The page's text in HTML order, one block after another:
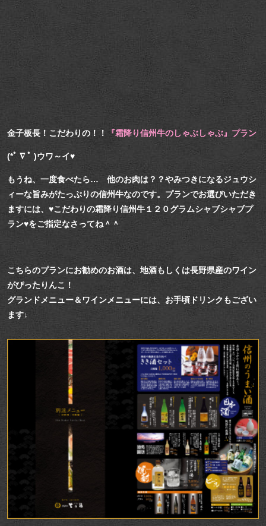
金子板長！こだわりの！！ 『霜降り信州牛のしゃぶしゃぶ』プラン
(*ﾟ ∇ ﾟ )ウワ～イ♥
もうね、一度食べたら… 他のお肉は？？やみつきになるジュウシ
ィーな旨みがたっぷりの信州牛なのです。 プランでお選びいただき
ますには、♥こだわりの霜降り信州牛１２０グラムシャブシャブプ
ラン♥をご指定なさってね＾＾
こちらのプランにお勧めのお酒は、地酒もしくは長野県産のワイン
がぴったりんこ！
グランドメニュー＆ワインメニューには、お手頃ドリンクもござい
ます↓